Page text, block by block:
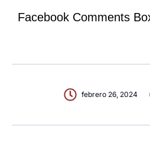
Facebook Comments
febrero 26, 2024